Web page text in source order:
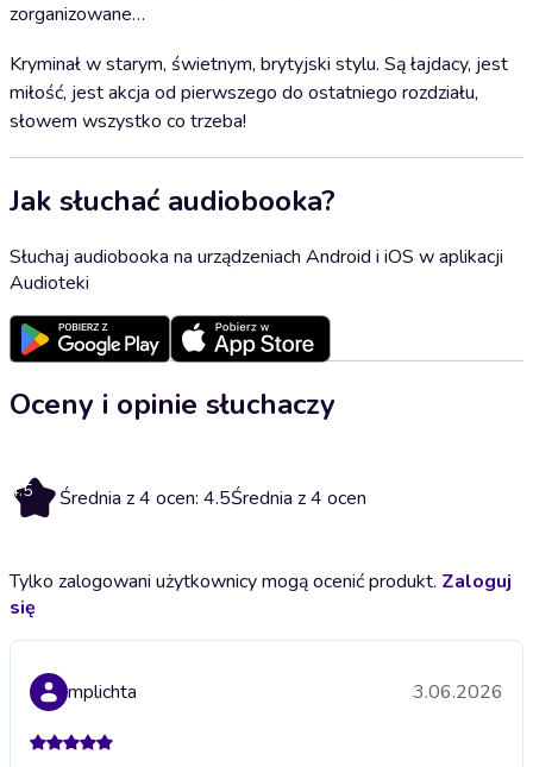
zorganizowane…
Kryminał w starym, świetnym, brytyjski stylu. Są łajdacy, jest
miłość, jest akcja od pierwszego do ostatniego rozdziału,
słowem wszystko co trzeba!
Jak słuchać audiobooka?
Słuchaj audiobooka na urządzeniach Android i iOS w aplikacji
Audioteki
Oceny i opinie słuchaczy
4.5 Średnia z 4 ocen: 4.5Średnia z 4 ocen
Tylko zalogowani użytkownicy mogą ocenić produkt. Zaloguj
się
mplichta 3.06.2026